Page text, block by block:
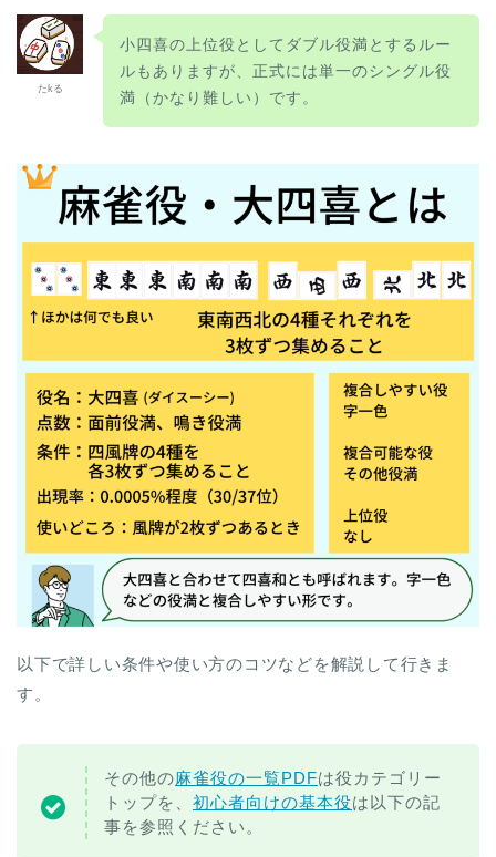
たkる
小四喜の上位役としてダブル役満とするルー
ルもありますが、正式には単一のシングル役
満（かなり難しい）です。
以下で詳しい条件や使い方のコツなどを解説して行きま
す。
その他の麻雀役の一覧PDFは役カテゴリー
トップを、 初心者向けの基本役は以下の記
事を参照ください。